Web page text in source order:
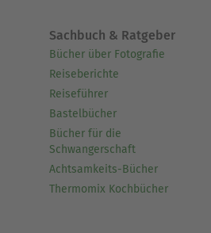
Sachbuch & Ratgeber
Bücher über Fotografie
Reiseberichte
Reiseführer
Bastelbücher
Bücher für die
Schwangerschaft
Achtsamkeits-Bücher
Thermomix Kochbücher